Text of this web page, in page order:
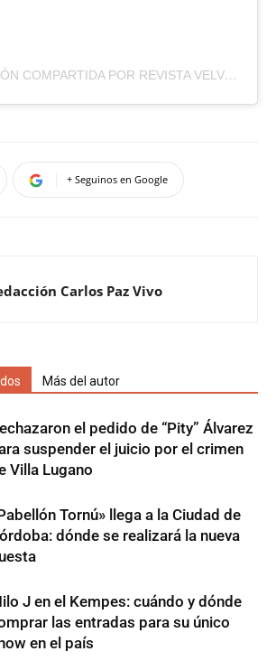
UNA PUBLICACIÓN COMPARTIDA POR REVISTA VELVET (@REVISTA_VELVET)
+ Seguinos en Google
Carlos Paz Vivo
Más del autor
el pedido de “Pity” Álvarez
suspender el juicio por el crimen
Villa Lugano
Tornú» llega a la Ciudad de
dónde se realizará la nueva
J en el Kempes: cuándo y dónde
las entradas para su único
en el país